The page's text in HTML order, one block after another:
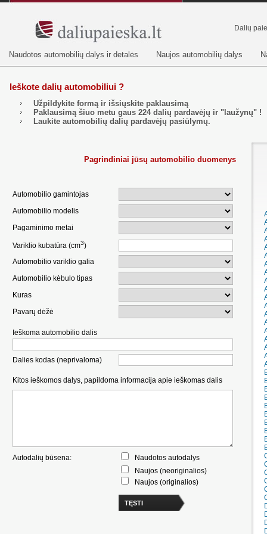
Dalių
Naudotos automobilių dalys ir detalės Naujos automobilių dalys
Ieškote dalių automobiliui ?
Užpildykite formą ir išsiųskite paklausimą
Paklausimą šiuo metu gaus 224dalių pardavėjų ir "laužynų" !
Laukite automobilių dalių pardavėjų pasiūlymų.
Pagrindiniai jūsų automobilio duomenys
Automobilio gamintojas
Automobilio modelis
Pagaminimo metai
Variklio kubatūra (cm3)
Automobilio variklio galia
Automobilio kėbulo tipas
Kuras
Pavarų dėžė
Ieškoma automobilio dalis
Dalies kodas (neprivaloma)
Kitos ieškomos dalys, papildoma informacija apie ieškomas dalis
Autodalių būsena:
Naudotos autodalys
Naujos (neoriginalios)
Naujos (originalios)
TĘSTI